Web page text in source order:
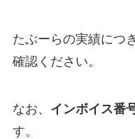
たぶーらの実績につ
確認ください。
なお、 インボイス番
す。